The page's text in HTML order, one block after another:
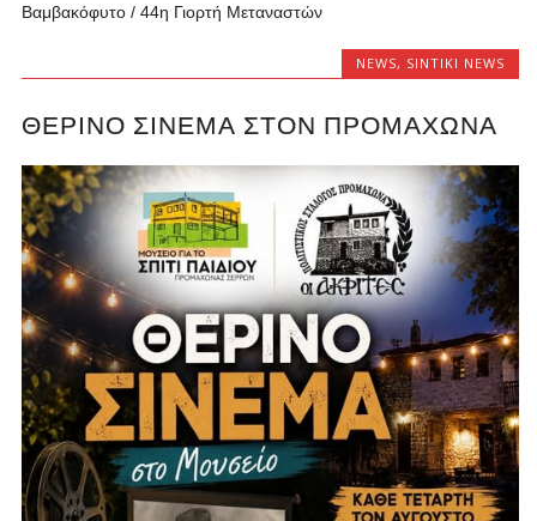
Bαμβακόφυτο / 44η Γιορτή Μεταναστών
NEWS, SINTIKI NEWS
ΘΕΡΙΝΌ ΣΙΝΕΜΆ ΣΤΟΝ ΠΡΟΜΑΧΏΝΑ